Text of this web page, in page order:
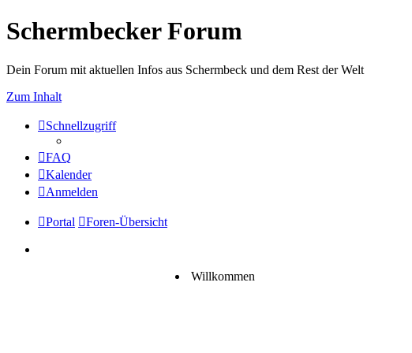
Schermbecker Forum
Dein Forum mit aktuellen Infos aus Schermbeck und dem Rest der Welt
Zum Inhalt
Schnellzugriff
FAQ
Kalender
Anmelden
Portal Foren-Übersicht
Willkommen